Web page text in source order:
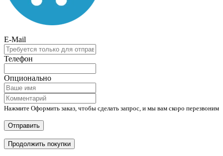
E-Mail
Телефон
Опционально
Нажмите Оформить заказ, чтобы сделать запрос, и мы вам скоро перезвоним
Отправить
Продолжить покупки